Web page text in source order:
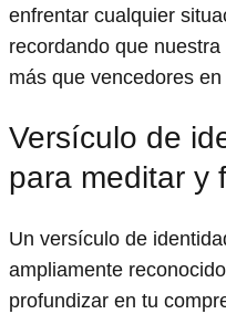
enfrentar cualquier
recordando que
más que vencedores
Versículo de
para meditar y
Un versículo de
ampliamente
profundizar en tu